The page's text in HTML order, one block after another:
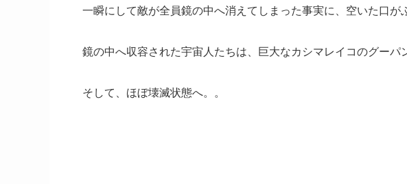
一瞬にして敵が全員鏡の中へ消えてしまった事実に、空いた口が
鏡の中へ収容された宇宙人たちは、巨大なカシマレイコのグーパ
そして、ほぼ壊滅状態へ。。